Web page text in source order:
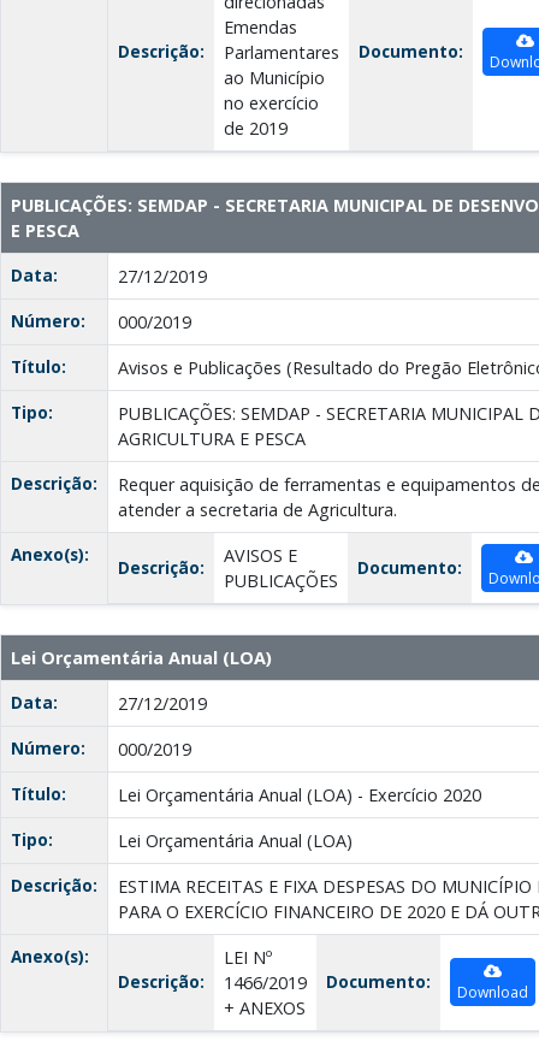
Descrição:
Emendas
Parlamentares
ao Município
no exercício
de 2019
Documento:
PUBLICAÇÕES: SEMDAP - SECRETARIA MUNICIPAL DE
E PESCA
Data:
27/12/2019
Número:
000/2019
Título:
Avisos e Publicações (Resultado do Pregão
Tipo:
PUBLICAÇÕES: SEMDAP - SECRETARIA MUNICIPAL
AGRICULTURA E PESCA
Descrição:
Requer aquisição de ferramentas e equipamentos
atender a secretaria de Agricultura.
Anexo(s):
Descrição:
AVISOS E
PUBLICAÇÕES
Documento:
Lei Orçamentária Anual (LOA)
Data:
27/12/2019
Número:
000/2019
Título:
Lei Orçamentária Anual (LOA) - Exercício 2020
Tipo:
Lei Orçamentária Anual (LOA)
Descrição:
ESTIMA RECEITAS E FIXA DESPESAS DO
PARA O EXERCÍCIO FINANCEIRO DE 2020 E DÁ
Anexo(s):
Descrição:
LEI Nº
1466/2019
+ ANEXOS
Documento: Download